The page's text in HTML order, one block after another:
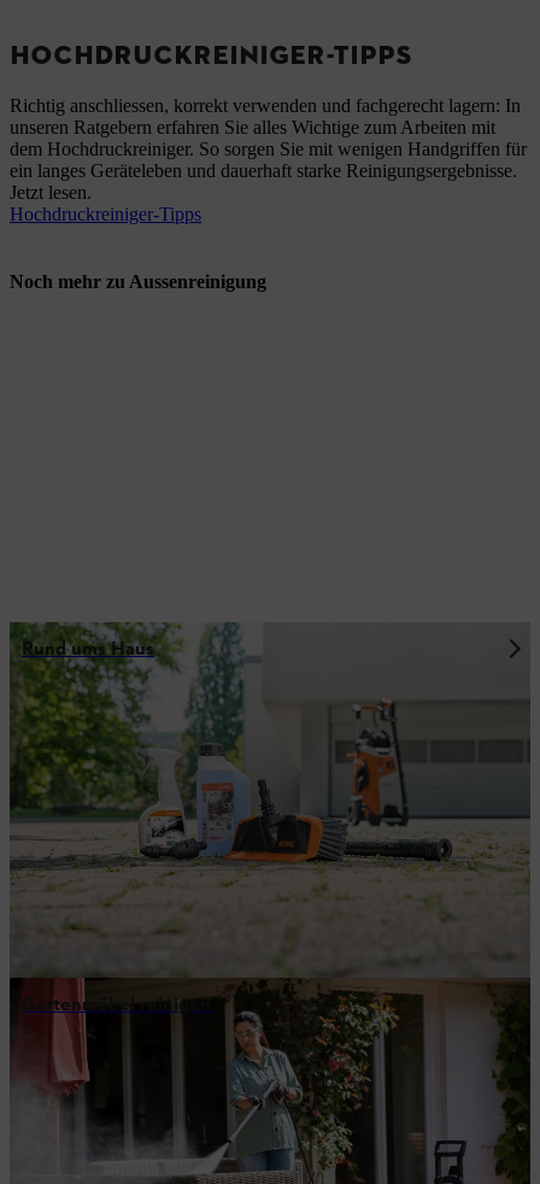
HOCHDRUCKREINIGER-TIPPS
Richtig anschliessen, korrekt verwenden und fachgerecht lagern: In
unseren Ratgebern erfahren Sie alles Wichtige zum Arbeiten mit
dem Hochdruckreiniger. So sorgen Sie mit wenigen Handgriffen für
ein langes Geräteleben und dauerhaft starke Reinigungsergebnisse.
Jetzt lesen.
Hochdruckreiniger-Tipps
Noch mehr zu Aussenreinigung
Rund ums Haus
Gartenmöbel reinigen